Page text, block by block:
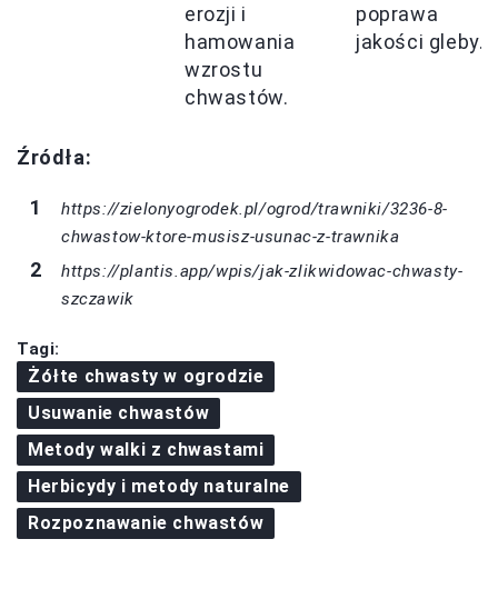
erozji i
hamowania
wzrostu
chwastów.
poprawa
jakości gleby.
Źródła:
https://zielonyogrodek.pl/ogrod/trawniki/3236-8-
chwastow-ktore-musisz-usunac-z-trawnika
https://plantis.app/wpis/jak-zlikwidowac-chwasty-
szczawik
Tagi:
Żółte chwasty w ogrodzie
Usuwanie chwastów
Metody walki z chwastami
Herbicydy i metody naturalne
Rozpoznawanie chwastów